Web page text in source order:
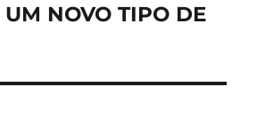
NOVO TIPO DE